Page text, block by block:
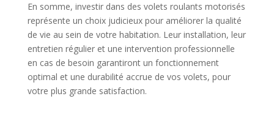
En somme, investir dans des volets roulants motorisés
représente un choix judicieux pour améliorer la qualité
de vie au sein de votre habitation. Leur installation, leur
entretien régulier et une intervention professionnelle
en cas de besoin garantiront un fonctionnement
optimal et une durabilité accrue de vos volets, pour
votre plus grande satisfaction.